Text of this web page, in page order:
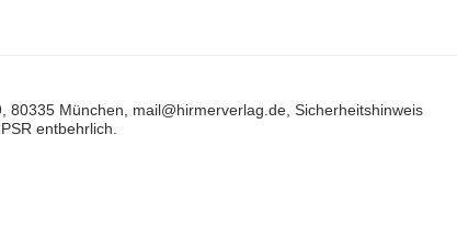
80335 München, mail@hirmerverlag.de, Sicherheitshinweis
entbehrlich.